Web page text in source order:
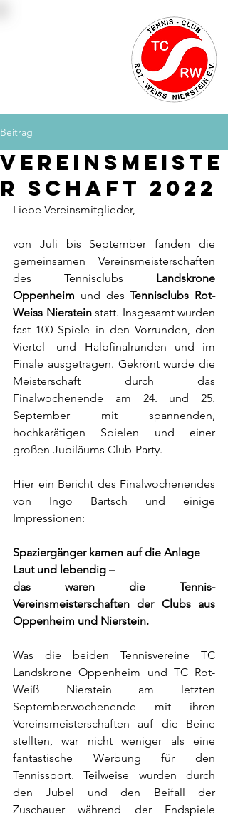
Beitrag
Vereinsmeiste
r schaft 2022
Liebe Vereinsmitglieder,
von Juli bis September fanden die
gemeinsamen Vereinsmeisterschaften
des Tennisclubs Landskrone
Oppenheim und des Tennisclubs Rot-
Weiss Nierstein statt. Insgesamt wurden
fast 100 Spiele in den Vorrunden, den
Viertel- und Halbfinalrunden und im
Finale ausgetragen. Gekrönt wurde die
Meisterschaft durch das
Finalwochenende am 24. und 25.
September mit spannenden,
hochkarätigen Spielen und einer
großen Jubiläums Club-Party.
Hier ein Bericht des Finalwochenendes
von Ingo Bartsch und einige
Impressionen:
Spaziergänger kamen auf die Anlage
Laut und lebendig –
das waren die Tennis-
Vereinsmeisterschaften der Clubs aus
Oppenheim und Nierstein.
Was die beiden Tennisvereine TC
Landskrone Oppenheim und TC Rot-
Weiß Nierstein am letzten
Septemberwochenende mit ihren
Vereinsmeisterschaften auf die Beine
stellten, war nicht weniger als eine
fantastische Werbung für den
Tennissport. Teilweise wurden durch
den Jubel und den Beifall der
Zuschauer während der Endspiele